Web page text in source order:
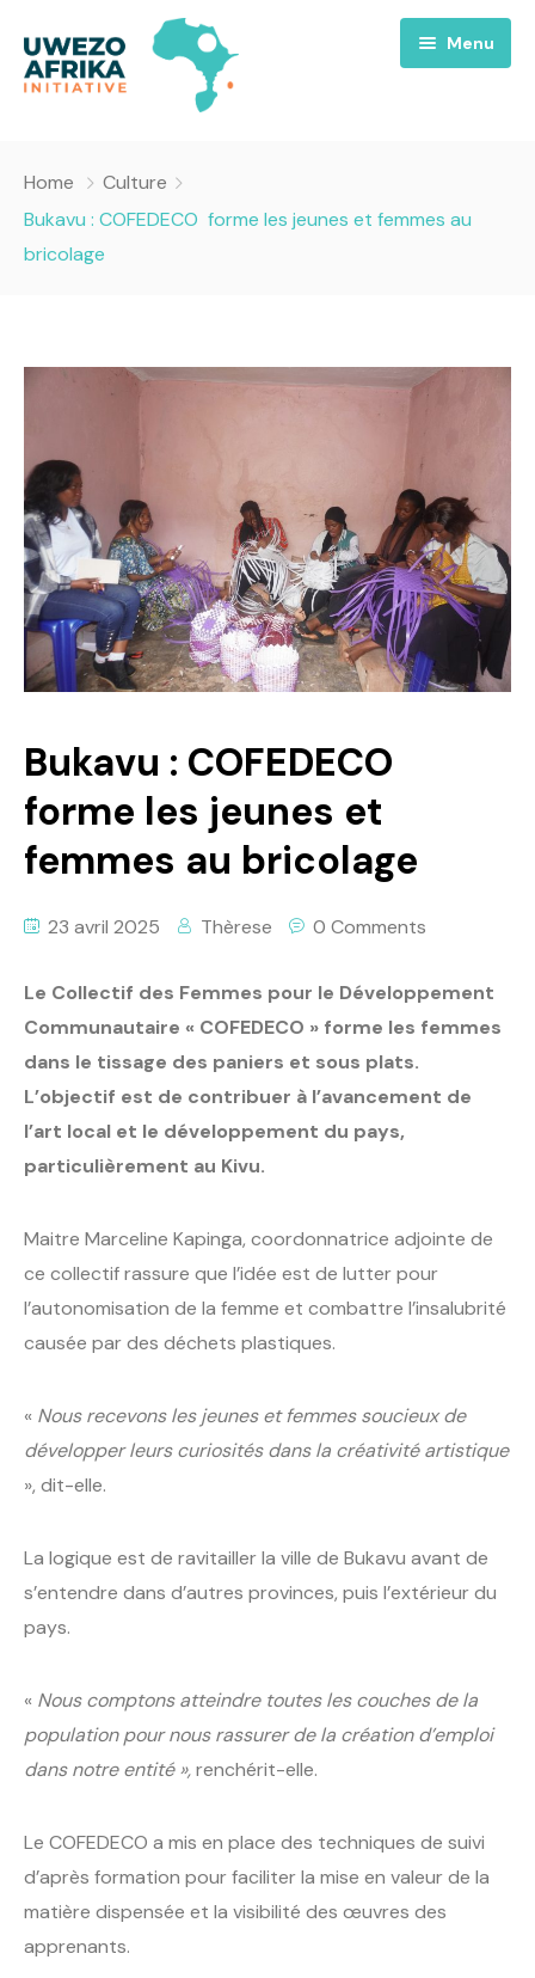
Menu
Nous
A propos
Projets
Culture
Santé
Politique
Technologies
Entreprenariat
Magazines
Contact
Home
Culture
Bukavu : COFEDECO forme les jeunes et femmes au
bricolage
Bukavu : COFEDECO
forme les jeunes et
femmes au bricolage
23 avril 2025 Thèrese 0 Comments
Le Collectif des Femmes pour le Développement
Communautaire « COFEDECO » forme les femmes
dans le tissage des paniers et sous plats.
L’objectif est de contribuer à l’avancement de
l’art local et le développement du pays,
particulièrement au Kivu.
Maitre Marceline Kapinga, coordonnatrice adjointe de
ce collectif rassure que l’idée est de lutter pour
l’autonomisation de la femme et combattre l’insalubrité
causée par des déchets plastiques.
« Nous recevons les jeunes et femmes soucieux de
développer leurs curiosités dans la créativité artistique
», dit-elle.
La logique est de ravitailler la ville de Bukavu avant de
s’entendre dans d’autres provinces, puis l’extérieur du
pays.
« Nous comptons atteindre toutes les couches de la
population pour nous rassurer de la création d’emploi
dans notre entité »,renchérit-elle.
Le COFEDECO a mis en place des techniques de suivi
d’après formation pour faciliter la mise en valeur de la
matière dispensée et la visibilité des œuvres des
apprenants.